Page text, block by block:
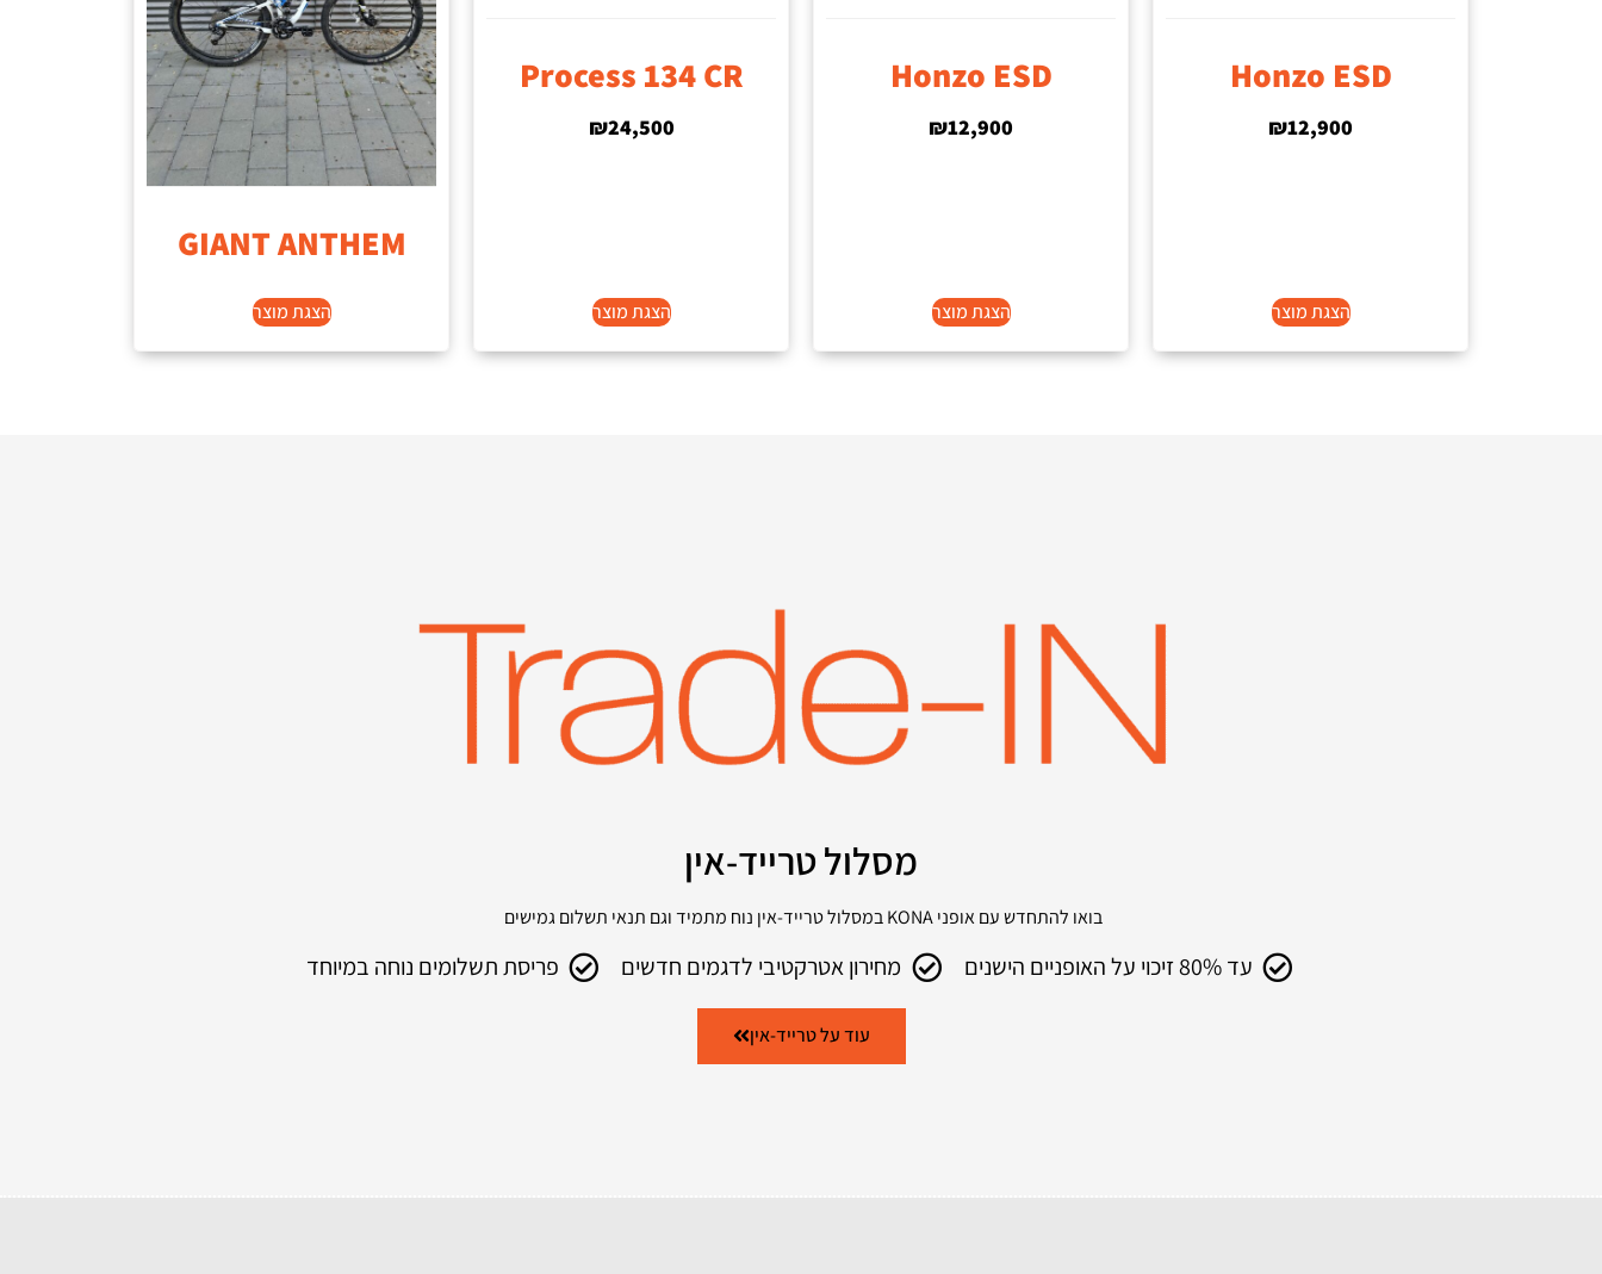
Honzo ESD
₪12,900
הצגת מוצר
Honzo ESD
₪12,900
הצגת מוצר
Process 134 CR
₪24,500
הצגת מוצר
GIANT ANTHEM
הצגת מוצר
מסלול טרייד-אין
בואו להתחדש עם אופני KONA במסלול טרייד-אין נוח מתמיד וגם תנאי תשלום גמישים
עד 80% זיכוי על האופניים הישנים מחירון אטרקטיבי לדגמים חדשים פריסת תשלומים נוחה במיוחד
עוד על טרייד-אין